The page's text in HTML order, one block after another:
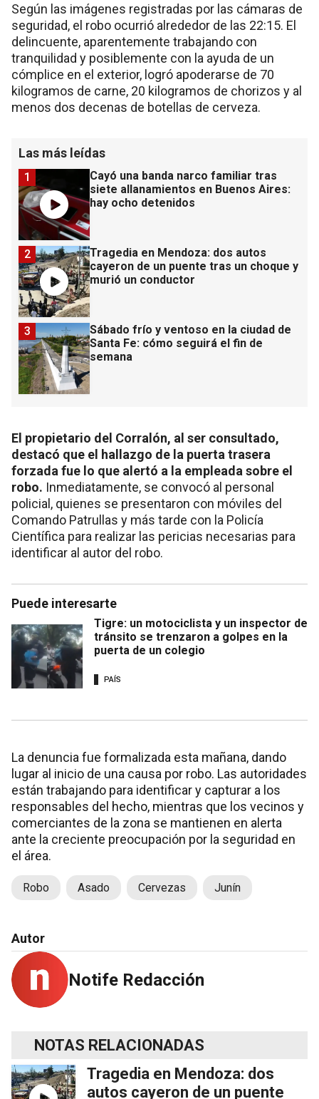
Según las imágenes registradas por las cámaras de
seguridad, el robo ocurrió alrededor de las 22:15. El
delincuente, aparentemente trabajando con
tranquilidad y posiblemente con la ayuda de un
cómplice en el exterior, logró apoderarse de 70
kilogramos de carne, 20 kilogramos de chorizos y al
menos dos decenas de botellas de cerveza.
Las más leídas
Cayó una banda narco familiar tras
siete allanamientos en Buenos Aires:
hay ocho detenidos
1
Tragedia en Mendoza: dos autos
cayeron de un puente tras un choque y
murió un conductor
2
Sábado frío y ventoso en la ciudad de
Santa Fe: cómo seguirá el fin de
semana
3
El propietario del Corralón, al ser consultado,
destacó que el hallazgo de la puerta trasera
forzada fue lo que alertó a la empleada sobre el
robo. Inmediatamente, se convocó al personal
policial, quienes se presentaron con móviles del
Comando Patrullas y más tarde con la Policía
Científica para realizar las pericias necesarias para
identificar al autor del robo.
Puede interesarte
Tigre: un motociclista y un inspector de
tránsito se trenzaron a golpes en la
puerta de un colegio
PAÍS
La denuncia fue formalizada esta mañana, dando
lugar al inicio de una causa por robo. Las autoridades
están trabajando para identificar y capturar a los
responsables del hecho, mientras que los vecinos y
comerciantes de la zona se mantienen en alerta
ante la creciente preocupación por la seguridad en
el área.
Robo Asado Cervezas Junín
Autor
Notife Redacción
NOTAS RELACIONADAS
Tragedia en Mendoza: dos
autos cayeron de un puente